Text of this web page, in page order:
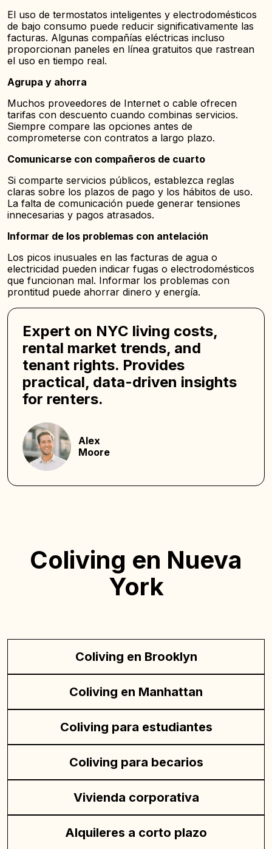
El uso de termostatos inteligentes y electrodomésticos
de bajo consumo puede reducir significativamente las
facturas. Algunas compañías eléctricas incluso
proporcionan paneles en línea gratuitos que rastrean
el uso en tiempo real.
Agrupa y ahorra
Muchos proveedores de Internet o cable ofrecen
tarifas con descuento cuando combinas servicios.
Siempre compare las opciones antes de
comprometerse con contratos a largo plazo.
Comunicarse con compañeros de cuarto
Si comparte servicios públicos, establezca reglas
claras sobre los plazos de pago y los hábitos de uso.
La falta de comunicación puede generar tensiones
innecesarias y pagos atrasados.
Informar de los problemas con antelación
Los picos inusuales en las facturas de agua o
electricidad pueden indicar fugas o electrodomésticos
que funcionan mal. Informar los problemas con
prontitud puede ahorrar dinero y energía.
Expert on NYC living costs,
rental market trends, and
tenant rights. Provides
practical, data-driven insights
for renters.
Alex
Moore
Coliving en Nueva
York
Coliving en Brooklyn
Coliving en Manhattan
Coliving para estudiantes
Coliving para becarios
Vivienda corporativa
Alquileres a corto plazo